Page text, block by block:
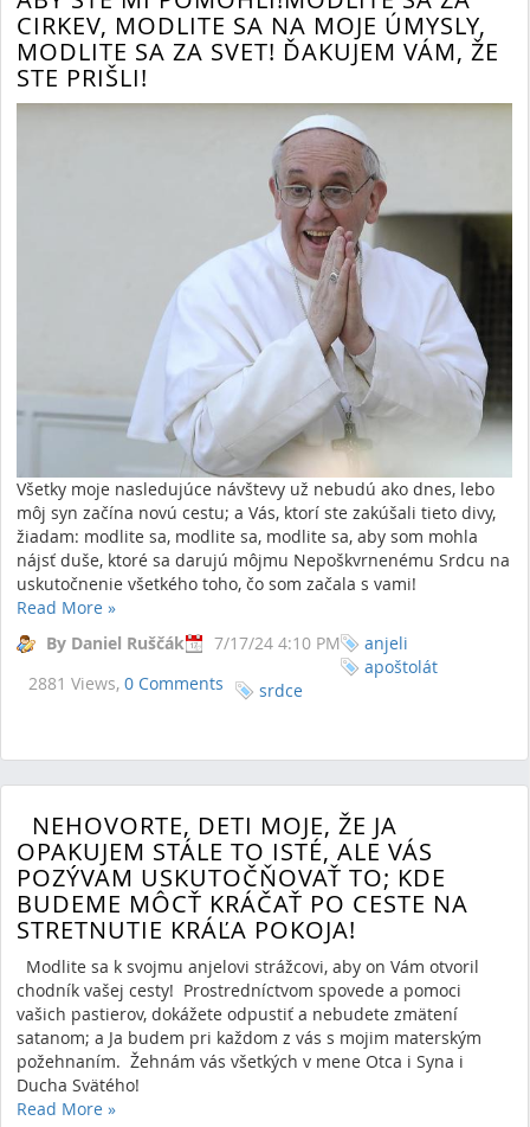
CIRKEV, MODLITE SA NA MOJE ÚMYSLY,
MODLITE SA ZA SVET! ĎAKUJEM VÁM, ŽE
STE PRIŠLI!
Všetky moje nasledujúce návštevy už nebudú ako dnes, lebo
môj syn začína novú cestu; a Vás, ktorí ste zakúšali tieto divy,
žiadam: modlite sa, modlite sa, modlite sa, aby som mohla
nájsť duše, ktoré sa darujú môjmu Nepoškvrnenému Srdcu na
uskutočnenie všetkého toho, čo som začala s vami!
Read More »
By Daniel Ruščák
7/17/24 4:10 PM
2881 Views, 0 Comments
anjeli
apoštolát
srdce
NEHOVORTE, DETI MOJE, ŽE JA
OPAKUJEM STÁLE TO ISTÉ, ALE VÁS
POZÝVAM USKUTOČŇOVAŤ TO; KDE
BUDEME MÔCŤ KRÁČAŤ PO CESTE NA
STRETNUTIE KRÁĽA POKOJA!
Modlite sa k svojmu anjelovi strážcovi, aby on Vám otvoril
chodník vašej cesty! Prostredníctvom spovede a pomoci
vašich pastierov, dokážete odpustiť a nebudete zmätení
satanom; a Ja budem pri každom z vás s mojim materským
požehnaním. Žehnám vás všetkých v mene Otca i Syna i
Ducha Svätého!
Read More »